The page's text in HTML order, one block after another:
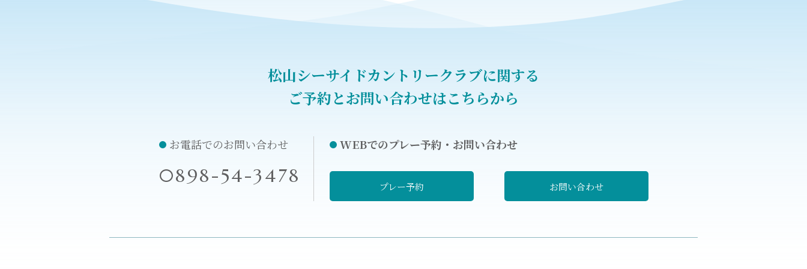
松山シーサイドカントリークラブに関する
ご予約とお問い合わせはこちらから
お電話でのお問い合わせ
0898-54-3478
WEBでのプレー予約・お問い合わせ
プレー予約 お問い合わせ